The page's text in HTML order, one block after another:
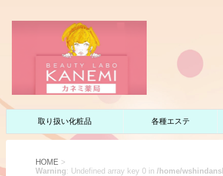
取り扱い化粧品 各種エステ
HOME >
Warning: Undefined array key 0 in /home/